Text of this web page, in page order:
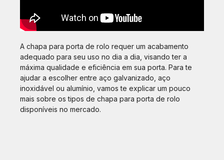
A chapa para porta de rolo requer um acabamento
adequado para seu uso no dia a dia, visando ter a
máxima qualidade e eficiência em sua porta. Para te
ajudar a escolher entre aço galvanizado, aço
inoxidável ou alumínio, vamos te explicar um pouco
mais sobre os tipos de chapa para porta de rolo
disponíveis no mercado.